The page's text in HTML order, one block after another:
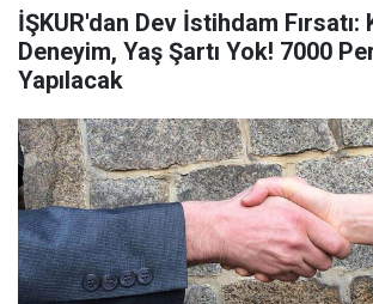
İŞKUR'dan Dev İstihdam Fırsatı:
Deneyim, Yaş Şartı Yok! 7000
Yapılacak